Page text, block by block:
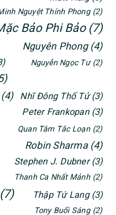
Nguyệt Thính Phong (2)
Bảo Phi Bảo (7)
Nguyên Phong (4)
Nguyễn Ngọc Tư (2)
(4) Nhĩ Đông Thố Tử (3)
Peter Frankopan (3)
Quan Tâm Tắc Loạn (2)
Robin Sharma (4)
Stephen J. Dubner (3)
Thanh Ca Nhất Mảnh (2)
(7) Thập Tứ Lang (3)
Tony Buổi Sáng (2)